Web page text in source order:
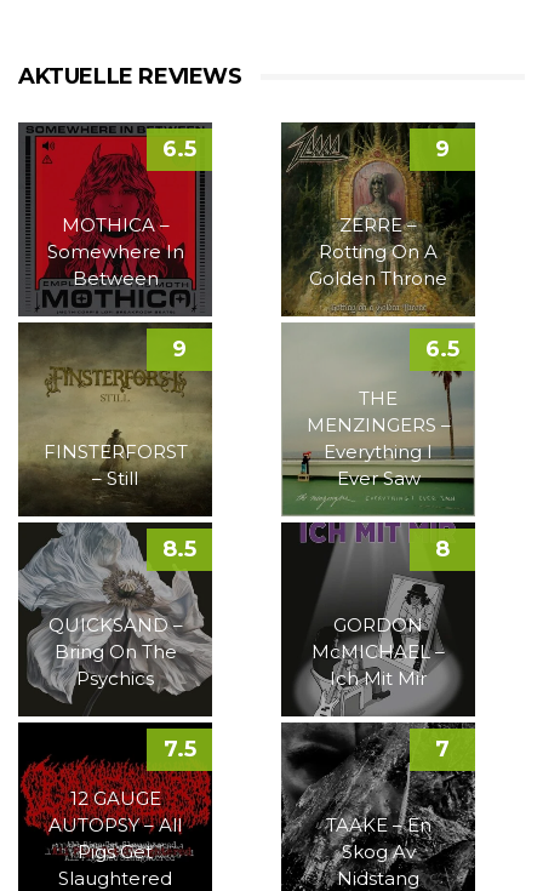
AKTUELLE REVIEWS
MOTHICA –
Somewhere In
Between
6.5
ZERRE –
Rotting On A
Golden Throne
9
FINSTERFORST
– Still
9
THE
MENZINGERS –
Everything I
Ever Saw
6.5
QUICKSAND –
Bring On The
Psychics
8.5
GORDON
McMICHAEL –
Ich Mit Mir
8
12 GAUGE
AUTOPSY – All
Pigs Get
Slaughtered
7.5
TAAKE – En
Skog Av
Nidstang
7